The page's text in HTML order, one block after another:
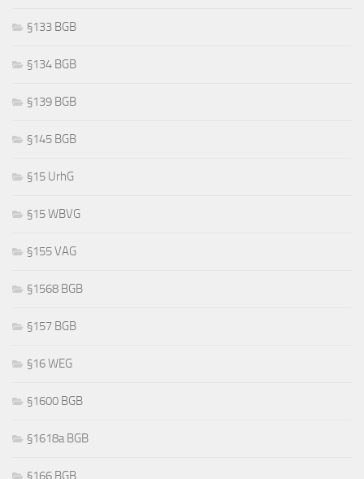
§133 BGB
§134 BGB
§139 BGB
§145 BGB
§15 UrhG
§15 WBVG
§155 VAG
§1568 BGB
§157 BGB
§16 WEG
§1600 BGB
§1618a BGB
§166 BGB